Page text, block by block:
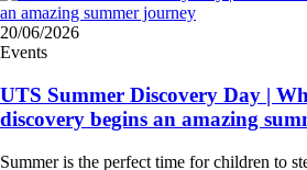
20/06/2026
Events
UTS Summer Discovery Day |
discovery begins an amazing
Summer is the perfect time for children to